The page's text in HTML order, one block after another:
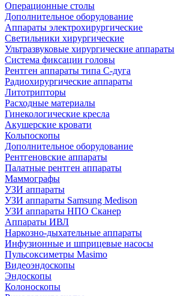
Операционные столы
Дополнительное оборудование
Аппараты электрохирургические
Светильники хирургические
Ультразвуковые хирургические аппараты
Система фиксации головы
Рентген аппараты типа С-дуга
Радиохирургические аппараты
Литотрипторы
Расходные материалы
Гинекологические кресла
Акушерские кровати
Кольпоскопы
Дополнительное оборудование
Рентгеновские аппараты
Палатные рентген аппараты
Маммографы
УЗИ аппараты
УЗИ аппараты Samsung Medison
УЗИ аппараты НПО Сканер
Аппараты ИВЛ
Наркозно-дыхательные аппараты
Инфузионные и шприцевые насосы
Пульсоксиметры Masimo
Видеоэндоскопы
Эндоскопы
Колоноскопы